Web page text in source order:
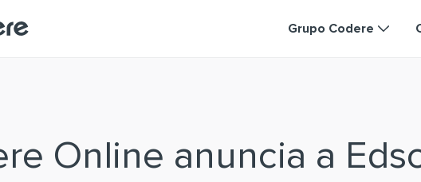
Grupo Codere
Online anuncia a